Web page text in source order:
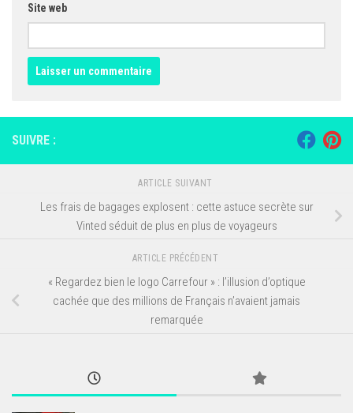
Site web
SUIVRE :
ARTICLE SUIVANT
Les frais de bagages explosent : cette astuce secrète sur
Vinted séduit de plus en plus de voyageurs
ARTICLE PRÉCÉDENT
« Regardez bien le logo Carrefour » : l’illusion d’optique
cachée que des millions de Français n’avaient jamais
remarquée